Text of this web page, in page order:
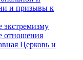
и призывы к
экстремизму
отношения
Церковь и